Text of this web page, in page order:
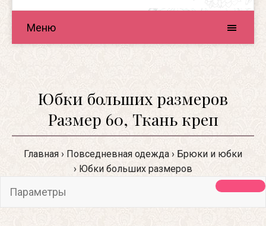
Меню
Юбки больших размеров
Размер 60, Ткань креп
Главная Повседневная одежда
Брюки и юбки
Юбки больших размеров
Параметры